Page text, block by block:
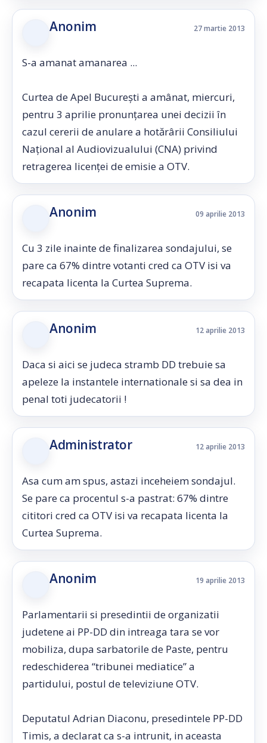
Anonim 27 martie 2013
S-a amanat amanarea ...
Curtea de Apel Bucureşti a amânat, miercuri,
pentru 3 aprilie pronunţarea unei decizii în
cazul cererii de anulare a hotărârii Consiliului
Naţional al Audiovizualului (CNA) privind
retragerea licenţei de emisie a OTV.
Anonim 09 aprilie 2013
Cu 3 zile inainte de finalizarea sondajului, se
pare ca 67% dintre votanti cred ca OTV isi va
recapata licenta la Curtea Suprema.
Anonim 12 aprilie 2013
Daca si aici se judeca stramb DD trebuie sa
apeleze la instantele internationale si sa dea in
penal toti judecatorii !
Administrator 12 aprilie 2013
Asa cum am spus, astazi inceheiem sondajul.
Se pare ca procentul s-a pastrat: 67% dintre
cititori cred ca OTV isi va recapata licenta la
Curtea Suprema.
Anonim 19 aprilie 2013
Parlamentarii si presedintii de organizatii
judetene ai PP-DD din intreaga tara se vor
mobiliza, dupa sarbatorile de Paste, pentru
redeschiderea “tribunei mediatice” a
partidului, postul de televiziune OTV.
Deputatul Adrian Diaconu, presedintele PP-DD
Timis, a declarat ca s-a intrunit, in aceasta